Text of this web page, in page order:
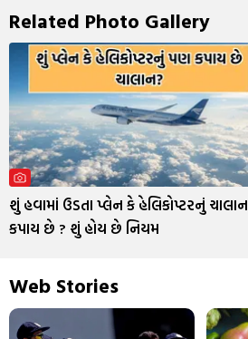
Related Photo Gallery
શું હવામાં ઉડતા પ્લેન કે હેલિકોપ્ટરનું ચાલાન
કપાય છે ? શું હોય છે નિયમ
Web Stories